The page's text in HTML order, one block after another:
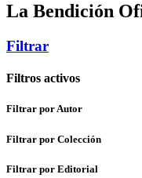
La Bendición
Filtrar
Filtros activos
Filtrar por Autor
Filtrar por Colección
Filtrar por Editorial